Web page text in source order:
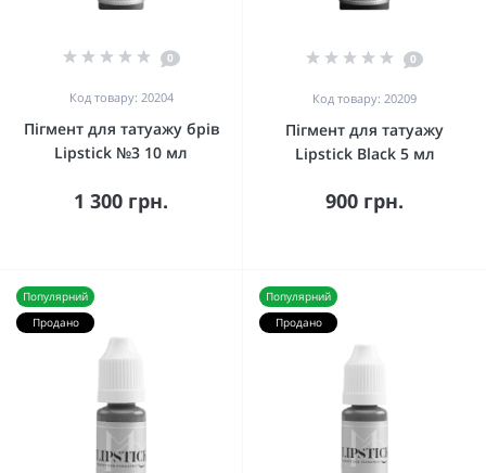
0
Код товару: 20204
Пігмент для татуажу брів
Lipstick №3 10 мл
1 300 грн.
0
Код товару: 20209
Пігмент для татуажу
Lipstick Black 5 мл
900 грн.
Популярний
Продано
Популярний
Продано